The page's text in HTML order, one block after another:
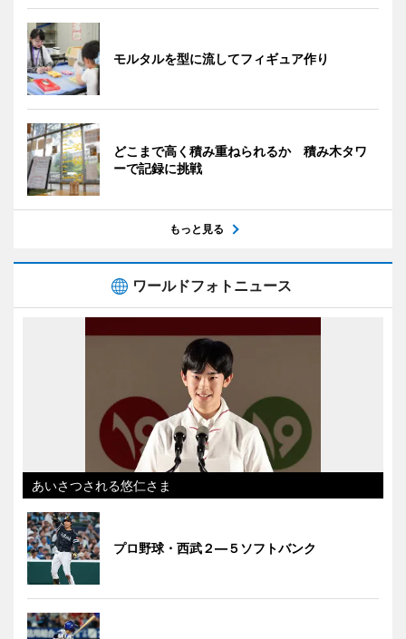
モルタルを型に流してフィギュア作り
どこまで高く積み重ねられるか 積み木タワ
ーで記録に挑戦
もっと見る
ワールドフォトニュース
あいさつされる悠仁さま
プロ野球・西武２―５ソフトバンク